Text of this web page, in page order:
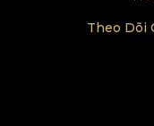
Theo Dõi